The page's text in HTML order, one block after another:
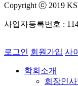
Copyright ⓒ 2019
사업자등록번호 :
로그인 회원가입 사
학회소개
회장인